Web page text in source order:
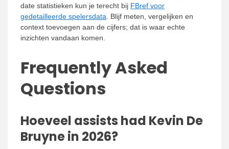
date statistieken kun je terecht bij FBref voor
gedetailleerde spelersdata. Blijf meten, vergelijken en
context toevoegen aan de cijfers; dat is waar echte
inzichten vandaan komen.
Frequently Asked
Questions
Hoeveel assists had Kevin De
Bruyne in 2026?